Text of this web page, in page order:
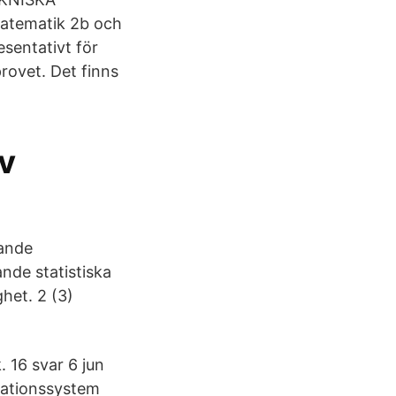
2b och
för
Det finns
statistiska
2 (3)
16 svar 6 jun